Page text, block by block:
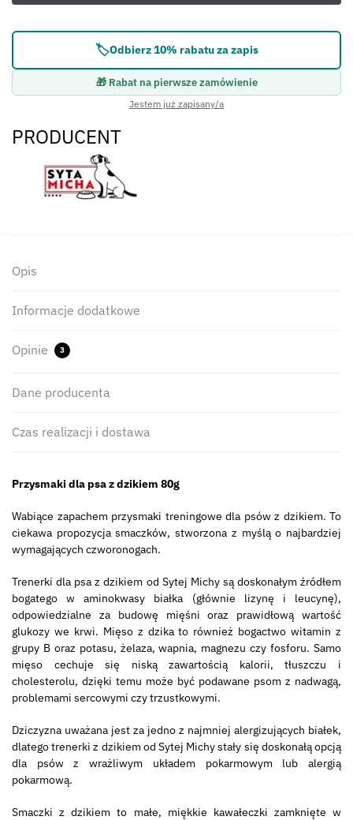
🏷️Odbierz 10% rabatu za zapis
🎁 Rabat na pierwsze zamówienie
Jestem już zapisany/a
PRODUCENT
Opis
Informacje dodatkowe
Opinie 3
Dane producenta
Czas realizacji i dostawa
Przysmaki dla psa z dzikiem 80g
Wabiące zapachem przysmaki treningowe dla psów z dzikiem. To
ciekawa propozycja smaczków, stworzona z myślą o najbardziej
wymagających czworonogach.
Trenerki dla psa z dzikiem od Sytej Michy są doskonałym źródłem
bogatego w aminokwasy białka (głównie lizynę i leucynę),
odpowiedzialne za budowę mięśni oraz prawidłową wartość
glukozy we krwi. Mięso z dzika to również bogactwo witamin z
grupy B oraz potasu, żelaza, wapnia, magnezu czy fosforu. Samo
mięso cechuje się niską zawartością kalorii, tłuszczu i
cholesterolu, dzięki temu może być podawane psom z nadwagą,
problemami sercowymi czy trzustkowymi.
Dziczyzna uważana jest za jedno z najmniej alergizujących białek,
dlatego trenerki z dzikiem od Sytej Michy stały się doskonałą opcją
dla psów z wrażliwym układem pokarmowym lub alergią
pokarmową.
Smaczki z dzikiem to małe, miękkie kawałeczki zamknięte w